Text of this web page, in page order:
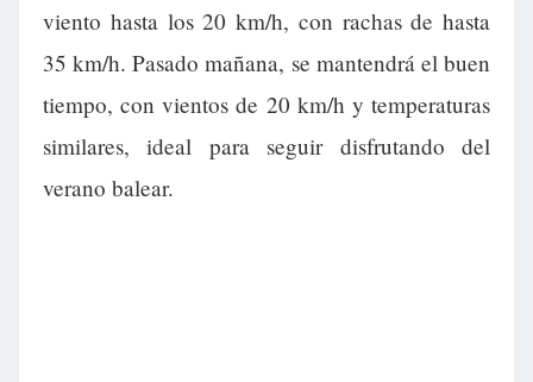
viento hasta los 20 km/h, con rachas de hasta
35 km/h. Pasado mañana, se mantendrá el buen
tiempo, con vientos de 20 km/h y temperaturas
similares, ideal para seguir disfrutando del
verano balear.